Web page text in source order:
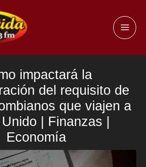
impactará la
del requisito de
que viajen a
| Finanzas |
Economía